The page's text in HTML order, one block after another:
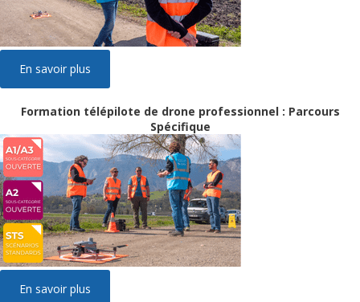
En savoir plus
Formation télépilote de drone professionnel : Parcours
Spécifique
En savoir plus